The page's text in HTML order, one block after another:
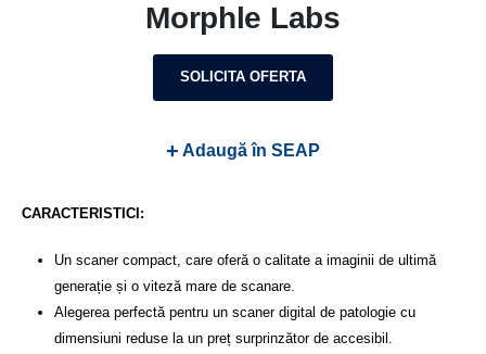
Morphle Labs
SOLICITA OFERTA
+ Adaugă în SEAP
CARACTERISTICI:
Un scaner compact, care oferă o calitate a imaginii de ultimă
generație și o viteză mare de scanare.
Alegerea perfectă pentru un scaner digital de patologie cu
dimensiuni reduse la un preț surprinzător de accesibil.